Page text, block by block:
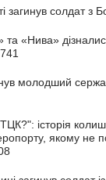
загинув солдат з
та «Нива»
молодший
історія
якому не